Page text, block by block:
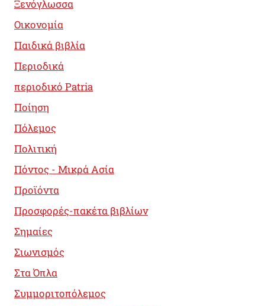
Ξενόγλωσσα
Οικονομία
Παιδικά βιβλία
Περιοδικά
περιοδικό Patria
Ποίηση
Πόλεμος
Πολιτική
Πόντος - Μικρά Ασία
Προϊόντα
Προσφορές-πακέτα βιβλίων
Σημαίες
Σιωνισμός
Στα Όπλα
Συμμοριτοπόλεμος